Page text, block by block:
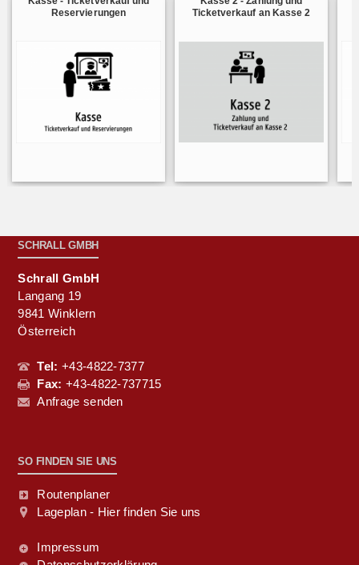
Reservierungen
Ticketverkauf an Kasse 2
SCHRALL GMBH
Schrall GmbH
Langang 19
9841 Winklern
Österreich
Tel: +43-4822-7377
Fax: +43-4822-737715
Anfrage senden
SO FINDEN SIE UNS
Routenplaner
Lageplan - Hier finden Sie uns
Impressum